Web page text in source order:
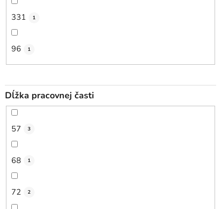
331 1
96 1
Dĺžka pracovnej časti
57 3
68 1
72 2